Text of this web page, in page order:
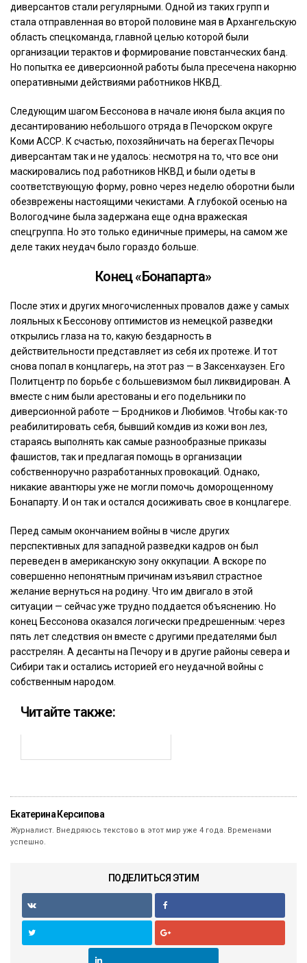
диверсантов стали регулярными. Одной из таких групп и
стала отправленная во второй половине мая в Архангельскую
область спецкоманда, главной целью которой были
организации терактов и формирование повстанческих банд.
Но попытка ее диверсионной работы была пресечена накорню
оперативными действиями работников НКВД.
Следующим шагом Бессонова в начале июня была акция по
десантированию небольшого отряда в Печорском округе
Коми АССР. К счастью, похозяйничать на берегах Печоры
диверсантам так и не удалось: несмотря на то, что все они
маскировались под работников НКВД и были одеты в
соответствующую форму, ровно через неделю оборотни были
обезврежены настоящими чекистами. А глубокой осенью на
Вологодчине была задержана еще одна вражеская
спецгруппа. Но это только единичные примеры, на самом же
деле таких неудач было гораздо больше.
Конец «Бонапарта»
После этих и других многочисленных провалов даже у самых
лояльных к Бессонову оптимистов из немецкой разведки
открылись глаза на то, какую бездарность в
действительности представляет из себя их протеже. И тот
снова попал в концлагерь, на этот раз — в Заксенхаузен. Его
Политцентр по борьбе с большевизмом был ликвидирован. А
вместе с ним были арестованы и его подельники по
диверсионной работе — Бродников и Любимов. Чтобы как-то
реабилитировать себя, бывший комдив из кожи вон лез,
стараясь выполнять как самые разнообразные приказы
фашистов, так и предлагая помощь в организации
собственноручно разработанных провокаций. Однако,
никакие авантюры уже не могли помочь доморощенному
Бонапарту. И он так и остался досиживать свое в концлагере.
Перед самым окончанием войны в числе других
перспективных для западной разведки кадров он был
переведен в американскую зону оккупации. А вскоре по
совершенно непонятным причинам изъявил страстное
желание вернуться на родину. Что им двигало в этой
ситуации — сейчас уже трудно поддается объяснению. Но
конец Бессонова оказался логически предрешенным: через
пять лет следствия он вместе с другими предателями был
расстрелян. А десанты на Печору и в другие районы севера и
Сибири так и остались историей его неудачной войны с
собственным народом.
Читайте также:
Екатерина Керсипова
Журналист. Внедряюсь текстово в этот мир уже 4 года. Временами
успешно.
ПОДЕЛИТЬСЯ ЭТИМ